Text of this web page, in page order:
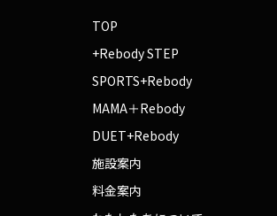
TOP
+Rebody STEP
SPORTS+Rebody
MAMA＋Rebody
DUET+Rebody
施設案内
料金案内